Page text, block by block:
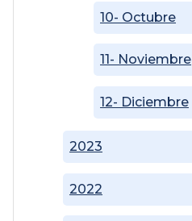
2022
2023
10- Octubre
11- Noviembre
12- Diciembre